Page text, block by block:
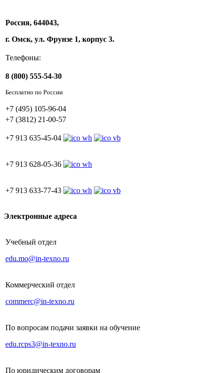
Россия, 644043,
г. Омск, ул. Фрунзе 1, корпус 3.
Телефоны:
8 (800) 555-54-30
Бесплатно по России
+7 (495) 105-96-04
+7 (3812) 21-00-57
+7 913 635-45-04
+7 913 628-05-36
+7 913 633-77-43
Электронные адреса
Учебный отдел
edu.mo@in-texno.ru
Коммерческий отдел
commerc@in-texno.ru
По вопросам подачи заявки на обучение
edu.rcps3@in-texno.ru
По юридическим договорам